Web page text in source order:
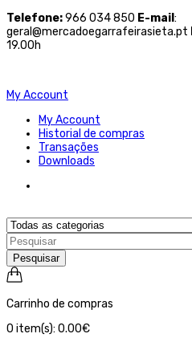
Telefone:966 034 850 E-mail :
geral@mercadoegarrafeirasieta.pt
19.00h
My Account
My Account
Historial de compras
Transações
Downloads
Pesquisar
Carrinho de compras
0 item(s): 0.00€